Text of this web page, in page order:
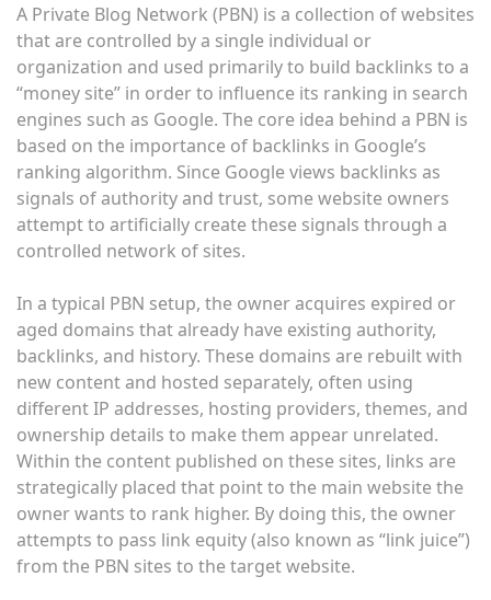
A Private Blog Network (PBN) is a collection of websites
that are controlled by a single individual or
organization and used primarily to build backlinks to a
“money site” in order to influence its ranking in search
engines such as Google. The core idea behind a PBN is
based on the importance of backlinks in Google’s
ranking algorithm. Since Google views backlinks as
signals of authority and trust, some website owners
attempt to artificially create these signals through a
controlled network of sites.
In a typical PBN setup, the owner acquires expired or
aged domains that already have existing authority,
backlinks, and history. These domains are rebuilt with
new content and hosted separately, often using
different IP addresses, hosting providers, themes, and
ownership details to make them appear unrelated.
Within the content published on these sites, links are
strategically placed that point to the main website the
owner wants to rank higher. By doing this, the owner
attempts to pass link equity (also known as “link juice”)
from the PBN sites to the target website.